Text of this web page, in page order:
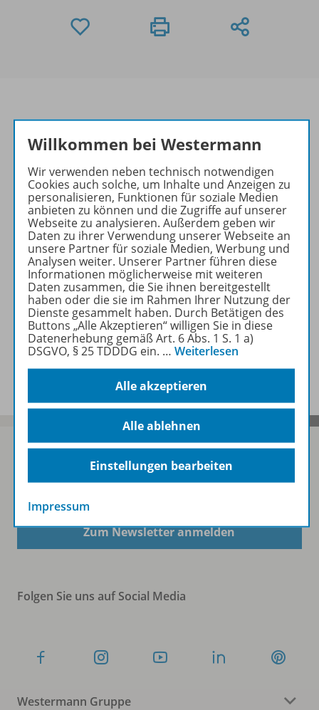
Produktinformationen
Beschreibung
Zugehörige Produkte
Inhaltsverzeichnis
Benachrichtigungs-Service
Sofort profitieren
Zum Newsletter anmelden
Folgen Sie uns auf Social Media
Westermann Gruppe
Willkommen bei Westermann
Wir verwenden neben technisch notwendigen
Cookies auch solche, um Inhalte und Anzeigen zu
personalisieren, Funktionen für soziale Medien
anbieten zu können und die Zugriffe auf unserer
Webseite zu analysieren. Außerdem geben wir
Daten zu ihrer Verwendung unserer Webseite an
unsere Partner für soziale Medien, Werbung und
Analysen weiter. Unserer Partner führen diese
Informationen möglicherweise mit weiteren
Daten zusammen, die Sie ihnen bereitgestellt
haben oder die sie im Rahmen Ihrer Nutzung der
Dienste gesammelt haben. Durch Betätigen des
Buttons „Alle Akzeptieren“ willigen Sie in diese
Datenerhebung gemäß Art. 6 Abs. 1 S. 1 a)
DSGVO, § 25 TDDDG ein. … Weiterlesen
Alle akzeptieren
Alle ablehnen
Einstellungen bearbeiten
Impressum